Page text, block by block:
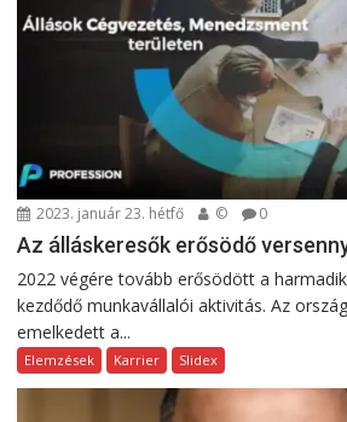
2023. január 23. hétfő © 0
Az álláskeresők erősödő
2022 végére tovább erősödött a
kezdődő munkavállalói aktivitás. Az
emelkedett a...
Elemzések Karrier Slidex